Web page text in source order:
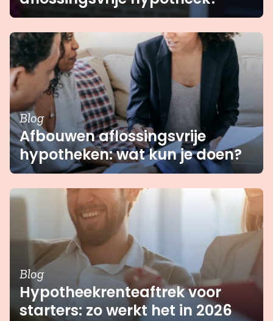
Blog
Afbouwen aflossingsvrije
hypotheken: wat kun je doen?
Blog
Hypotheekrenteaftrek voor
starters: zo werkt het in 2026